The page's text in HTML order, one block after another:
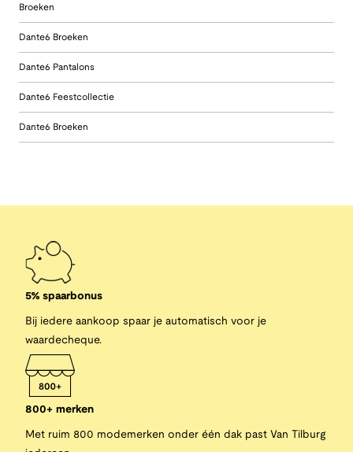
Broeken
Dante6 Broeken
Dante6 Pantalons
Dante6 Feestcollectie
Dante6 Broeken
5% spaarbonus
Bij iedere aankoop spaar je automatisch voor je
waardecheque.
800+ merken
Met ruim 800 modemerken onder één dak past Van Tilburg